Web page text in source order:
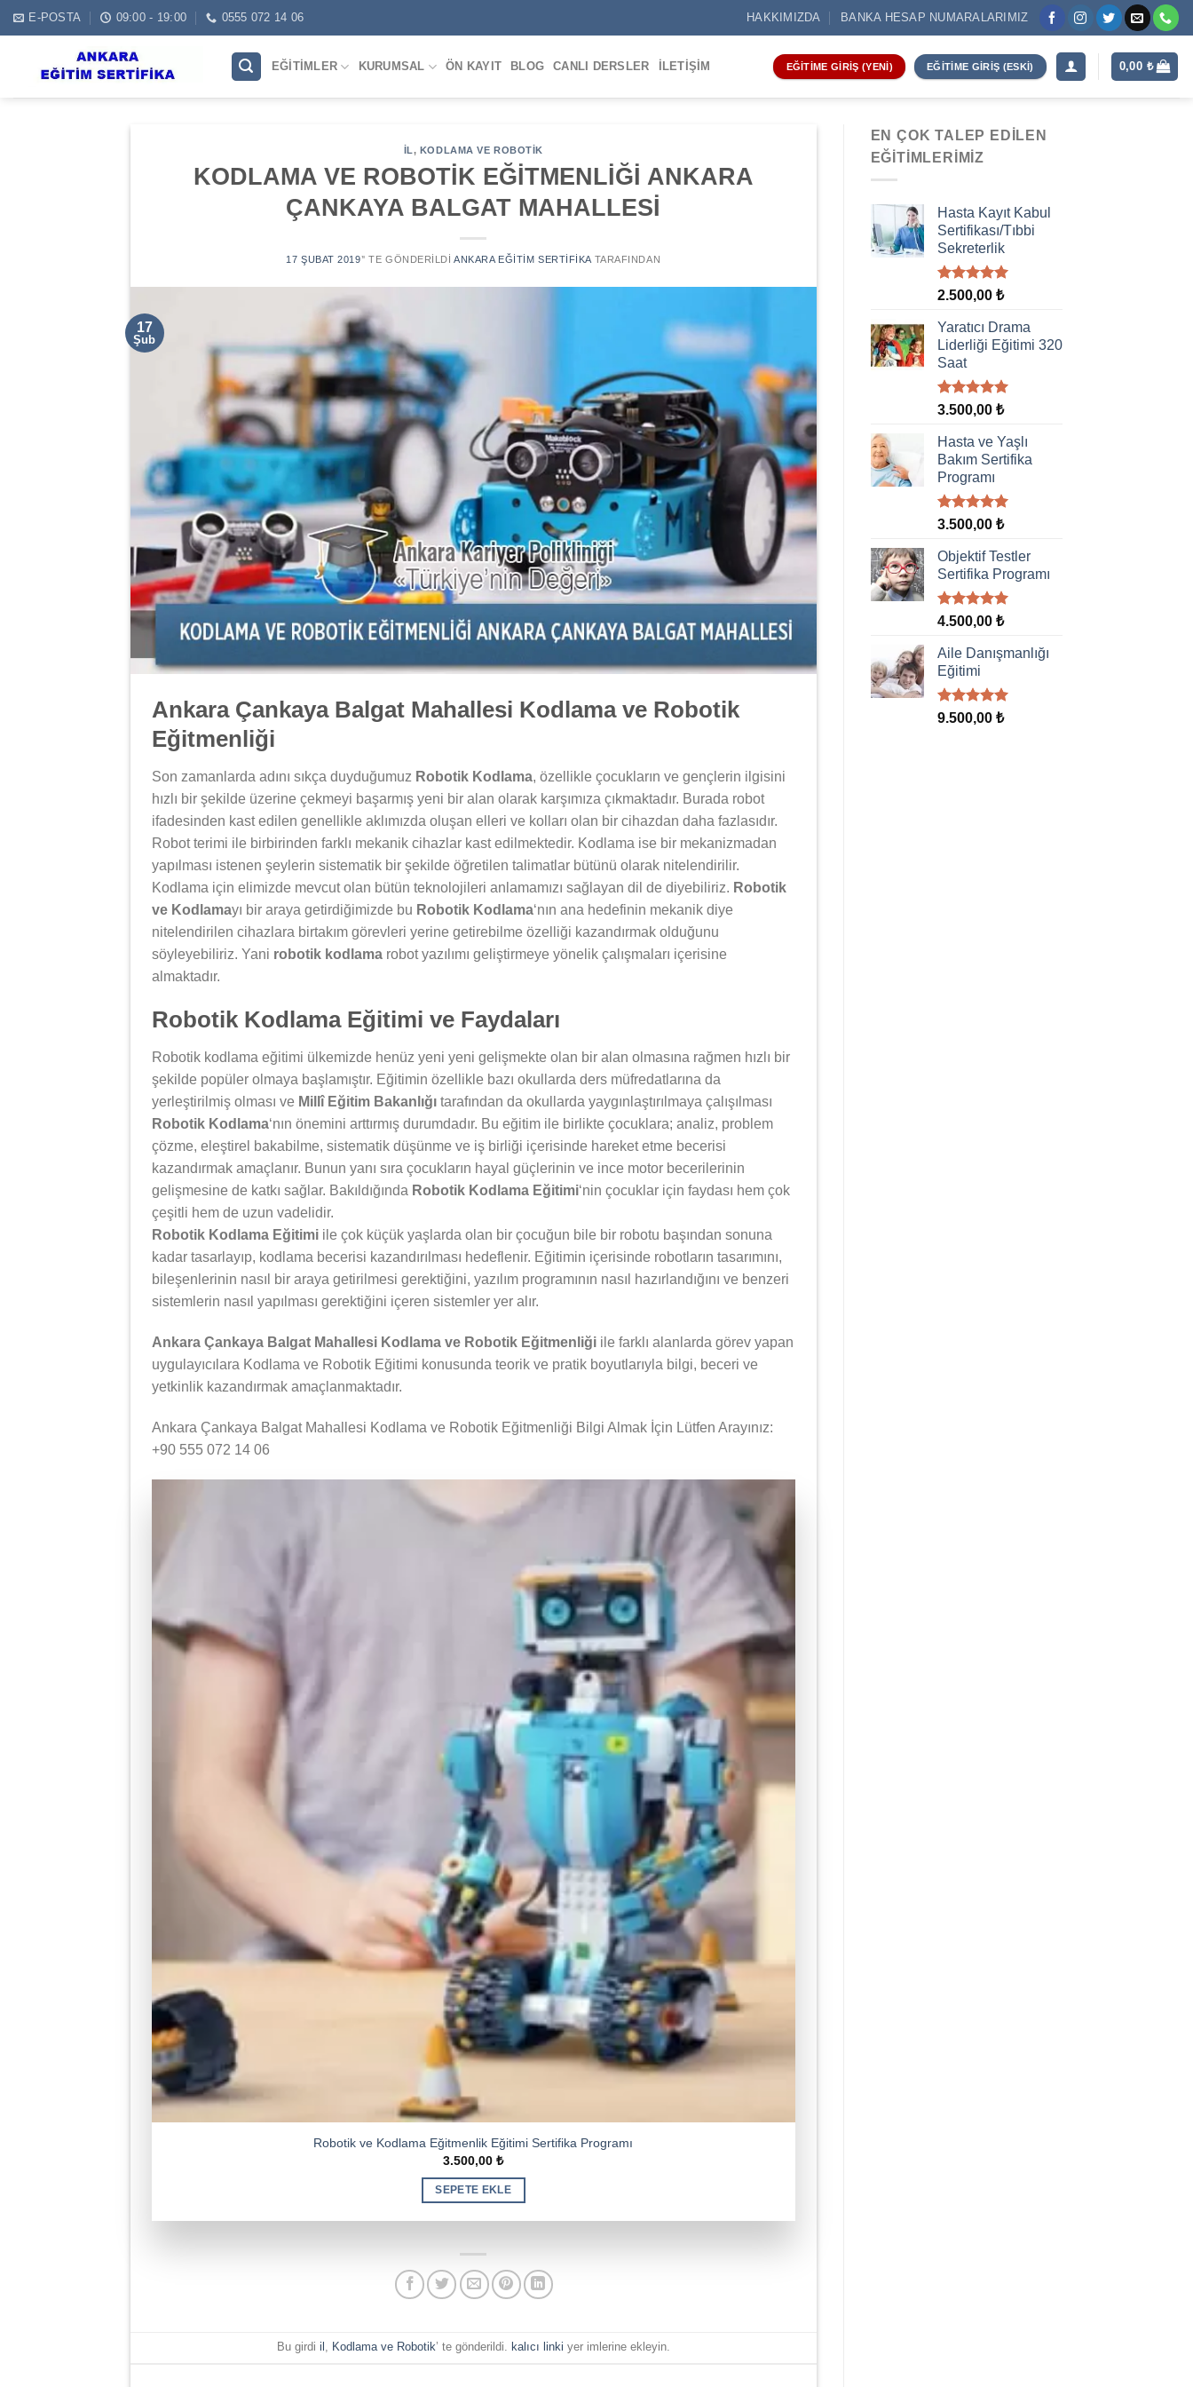
Skip
to
E-POSTA 09:00 - 19:00 0555 072 14 06 HAKKIMIZDA BANKA HESAP NUMARALARIMIZ
EĞITIMLER KURUMSAL ÖN KAYIT BLOG CANLI DERSLER İLETIŞIM EĞITIME GIRIŞ (YENI) EĞITIME GIRIŞ (ESKI) 0,00 ₺
IL, KODLAMA VE ROBOTIK
KODLAMA VE ROBOTİK EĞİTMENLİĞİ ANKARA
ÇANKAYA BALGAT MAHALLESİ
17 ŞUBAT 2019’' TE GÖNDERILDI ANKARA EĞITIM SERTIFIKA TARAFINDAN
17
Şub
Ankara Çankaya Balgat Mahallesi Kodlama ve Robotik
Eğitmenliği
Son zamanlarda adını sıkça duyduğumuz Robotik Kodlama, özellikle çocukların ve gençlerin ilgisini
hızlı bir şekilde üzerine çekmeyi başarmış yeni bir alan olarak karşımıza çıkmaktadır. Burada robot
ifadesinden kast edilen genellikle aklımızda oluşan elleri ve kolları olan bir cihazdan daha fazlasıdır.
Robot terimi ile birbirinden farklı mekanik cihazlar kast edilmektedir. Kodlama ise bir mekanizmadan
yapılması istenen şeylerin sistematik bir şekilde öğretilen talimatlar bütünü olarak nitelendirilir.
Kodlama için elimizde mevcut olan bütün teknolojileri anlamamızı sağlayan dil de diyebiliriz. Robotik
ve Kodlamayı bir araya getirdiğimizde bu Robotik Kodlama‘nın ana hedefinin mekanik diye
nitelendirilen cihazlara birtakım görevleri yerine getirebilme özelliği kazandırmak olduğunu
söyleyebiliriz. Yani robotik kodlama robot yazılımı geliştirmeye yönelik çalışmaları içerisine
almaktadır.
Robotik Kodlama Eğitimi ve Faydaları
Robotik kodlama eğitimi ülkemizde henüz yeni yeni gelişmekte olan bir alan olmasına rağmen hızlı bir
şekilde popüler olmaya başlamıştır. Eğitimin özellikle bazı okullarda ders müfredatlarına da
yerleştirilmiş olması ve Millî Eğitim Bakanlığı tarafından da okullarda yaygınlaştırılmaya çalışılması
Robotik Kodlama‘nın önemini arttırmış durumdadır. Bu eğitim ile birlikte çocuklara; analiz, problem
çözme, eleştirel bakabilme, sistematik düşünme ve iş birliği içerisinde hareket etme becerisi
kazandırmak amaçlanır. Bunun yanı sıra çocukların hayal güçlerinin ve ince motor becerilerinin
gelişmesine de katkı sağlar. Bakıldığında Robotik Kodlama Eğitimi‘nin çocuklar için faydası hem çok
çeşitli hem de uzun vadelidir.
Robotik Kodlama Eğitimi ile çok küçük yaşlarda olan bir çocuğun bile bir robotu başından sonuna
kadar tasarlayıp, kodlama becerisi kazandırılması hedeflenir. Eğitimin içerisinde robotların tasarımını,
bileşenlerinin nasıl bir araya getirilmesi gerektiğini, yazılım programının nasıl hazırlandığını ve benzeri
sistemlerin nasıl yapılması gerektiğini içeren sistemler yer alır.
Ankara Çankaya Balgat Mahallesi Kodlama ve Robotik Eğitmenliği ile farklı alanlarda görev yapan
uygulayıcılara Kodlama ve Robotik Eğitimi konusunda teorik ve pratik boyutlarıyla bilgi, beceri ve
yetkinlik kazandırmak amaçlanmaktadır.
Ankara Çankaya Balgat Mahallesi Kodlama ve Robotik Eğitmenliği Bilgi Almak İçin Lütfen Arayınız:
+90 555 072 14 06
Robotik ve Kodlama Eğitmenlik Eğitimi Sertifika Programı
3.500,00₺
SEPETE EKLE
Bu girdi il , Kodlama ve Robotik’ te gönderildi. kalıcı linki yer imlerine ekleyin.
EN ÇOK TALEP EDILEN
EĞITIMLERIMIZ
Hasta Kayıt Kabul
Sertifikası/Tıbbi
Sekreterlik
5 üzerinden
oy
aldı
2.500,00 ₺
Yaratıcı Drama
Liderliği Eğitimi 320
Saat
5 üzerinden
oy
aldı
3.500,00 ₺
Hasta ve Yaşlı
Bakım Sertifika
Programı
5 üzerinden
oy
aldı
3.500,00 ₺
Objektif Testler
Sertifika Programı
5 üzerinden
oy
aldı
4.500,00 ₺
Aile Danışmanlığı
Eğitimi
5 üzerinden
oy
9.500,00 ₺